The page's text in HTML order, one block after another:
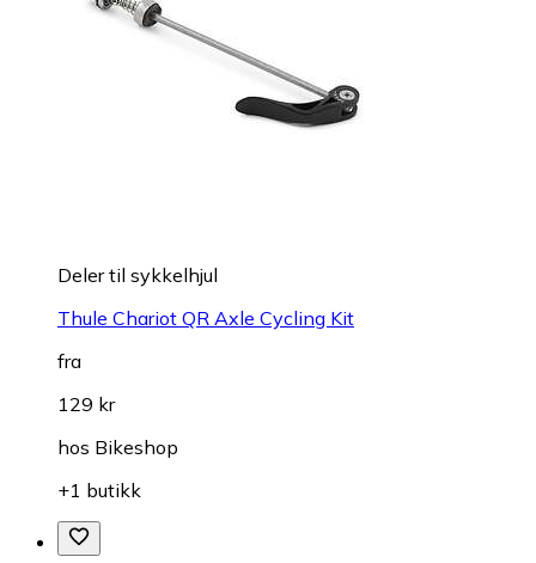
Deler til sykkelhjul
Thule Chariot QR Axle Cycling Kit
fra
129 kr
hos Bikeshop
+1 butikk